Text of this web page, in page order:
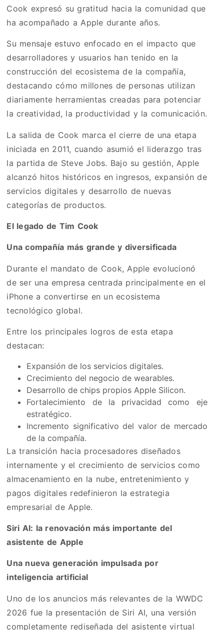
Cook expresó su gratitud hacia la comunidad que
ha acompañado a Apple durante años.
Su mensaje estuvo enfocado en el impacto que
desarrolladores y usuarios han tenido en la
construcción del ecosistema de la compañía,
destacando cómo millones de personas utilizan
diariamente herramientas creadas para potenciar
la creatividad, la productividad y la comunicación.
La salida de Cook marca el cierre de una etapa
iniciada en 2011, cuando asumió el liderazgo tras
la partida de Steve Jobs. Bajo su gestión, Apple
alcanzó hitos históricos en ingresos, expansión de
servicios digitales y desarrollo de nuevas
categorías de productos.
El legado de Tim Cook
Una compañía más grande y diversificada
Durante el mandato de Cook, Apple evolucionó
de ser una empresa centrada principalmente en el
iPhone a convertirse en un ecosistema
tecnológico global.
Entre los principales logros de esta etapa
destacan:
Expansión de los servicios digitales.
Crecimiento del negocio de wearables.
Desarrollo de chips propios Apple Silicon.
Fortalecimiento de la privacidad como eje
estratégico.
Incremento significativo del valor de mercado
de la compañía.
La transición hacia procesadores diseñados
internamente y el crecimiento de servicios como
almacenamiento en la nube, entretenimiento y
pagos digitales redefinieron la estrategia
empresarial de Apple.
Siri AI: la renovación más importante del
asistente de Apple
Una nueva generación impulsada por
inteligencia artificial
Uno de los anuncios más relevantes de la WWDC
2026 fue la presentación de Siri AI, una versión
completamente rediseñada del asistente virtual